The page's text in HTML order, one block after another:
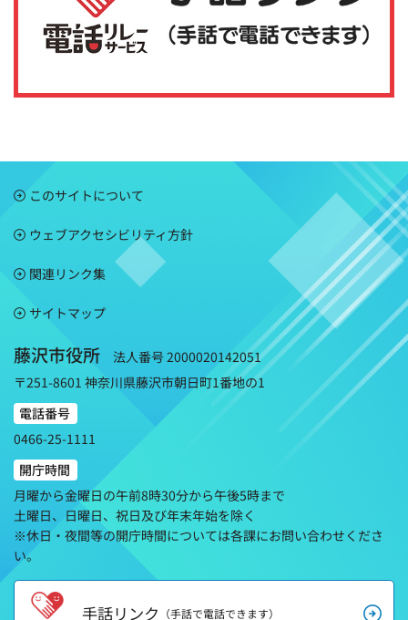
このサイトについて
ウェブアクセシビリティ方針
関連リンク集
サイトマップ
藤沢市役所
法人番号 2000020142051
〒251-8601 神奈川県藤沢市朝日町1番地の1
電話番号
0466-25-1111
開庁時間
月曜から金曜日の午前8時30分から午後5時まで
土曜日、日曜日、祝日及び年末年始を除く
※休日・夜間等の開庁時間については各課にお問い合わせくださ
い。
手話リンク （手話で電話できます）